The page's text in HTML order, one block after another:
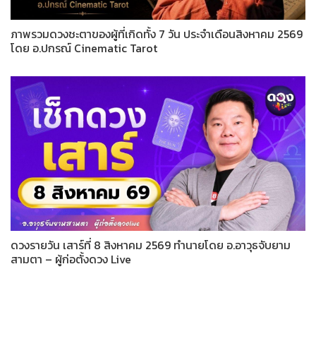
ภาพรวมดวงชะตาของผู้ที่เกิดทั้ง 7 วัน ประจำเดือนสิงหาคม 2569
โดย อ.ปกรณ์ Cinematic Tarot
ดวงรายวัน เสาร์ที่ 8 สิงหาคม 2569 ทำนายโดย อ.อาวุธจับยาม
สามตา – ผู้ก่อตั้งดวง Live